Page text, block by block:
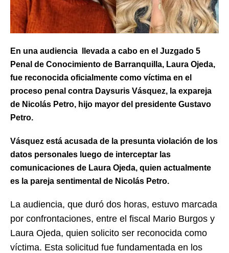
En una audiencia llevada a cabo en el Juzgado 5
Penal de Conocimiento de Barranquilla, Laura Ojeda,
fue reconocida oficialmente como víctima en el
proceso penal contra Daysuris Vásquez, la expareja
de Nicolás Petro, hijo mayor del presidente Gustavo
Petro.
Vásquez está acusada de la presunta violación de los
datos personales luego de interceptar las
comunicaciones de Laura Ojeda, quien actualmente
es la pareja sentimental de Nicolás Petro.
La audiencia, que duró dos horas, estuvo marcada
por confrontaciones, entre el fiscal Mario Burgos y
Laura Ojeda, quien solicito ser reconocida como
víctima. Esta solicitud fue fundamentada en los